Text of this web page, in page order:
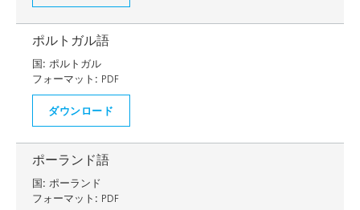
ポルトガル語
国: ポルトガル
フォーマット: PDF
ダウンロード
ポーランド語
国: ポーランド
フォーマット: PDF